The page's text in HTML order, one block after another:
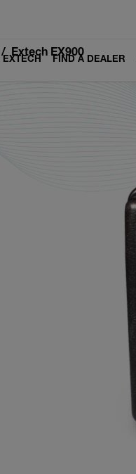
EXTECH FIND A DEALER
Extech EX900